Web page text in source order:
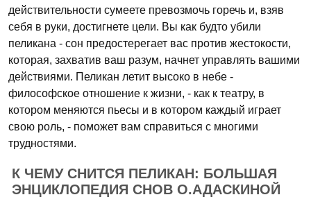
действительности сумеете превозмочь горечь и, взяв
себя в руки, достигнете цели. Вы как будто убили
пеликана - сон предостерегает вас против жестокости,
которая, захватив ваш разум, начнет управлять вашими
действиями. Пеликан летит высоко в небе -
философское отношение к жизни, - как к театру, в
котором меняются пьесы и в котором каждый играет
свою роль, - поможет вам справиться с многими
трудностями.
К ЧЕМУ СНИТСЯ ПЕЛИКАН: БОЛЬШАЯ
ЭНЦИКЛОПЕДИЯ СНОВ О.АДАСКИНОЙ